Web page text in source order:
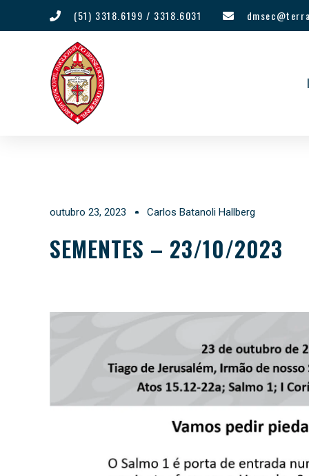
(51) 3318.6199 / 3318.6031
outubro 23, 2023 Carlos Batanoli Hallberg
SEMENTES – 23/10/2023